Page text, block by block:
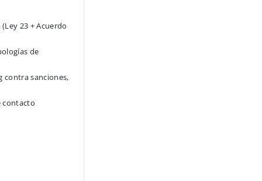
23 + Acuerdo
de
contra sanciones,
contacto